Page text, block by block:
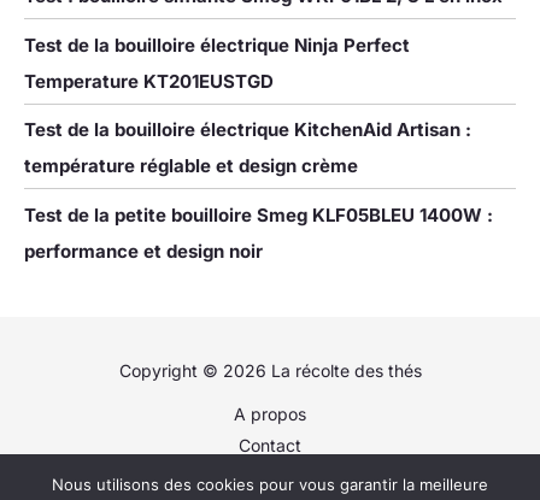
Test de la bouilloire électrique Ninja Perfect
Temperature KT201EUSTGD
Test de la bouilloire électrique KitchenAid Artisan :
température réglable et design crème
Test de la petite bouilloire Smeg KLF05BLEU 1400W :
performance et design noir
Copyright © 2026 La récolte des thés
A propos
Contact
Plan du site
Nous utilisons des cookies pour vous garantir la meilleure